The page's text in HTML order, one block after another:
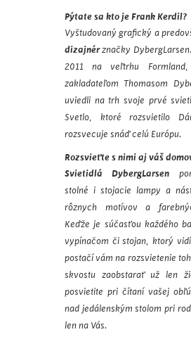
Pýtate sa kto je Frank Kerdil?
Vyštudovaný grafický a
dizajnérznačky
2011 na veľtrhu
zakladateľom Thomasom
uviedli na trh svoje prvé
Svetlo, ktoré rozsvietilo
rozsvecuje snáď celú Európu.
Rozsvieťte s nimi aj váš
Svietidlá DybergLarsen
stolné i stojacie lampy a
rôznych motívov a
Keďže je súčasťou každého
vypínačom či stojan, ktorý
postačí vám na rozsvietenie
skvostu zaobstarať už len
posvietite pri čítaní vašej
nad jedálenským stolom pri
len na Vás.